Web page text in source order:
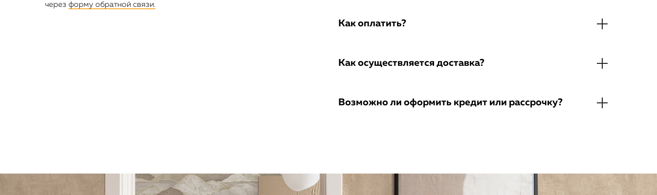
через форму обратной связи.
Как оплатить?
Как осуществляется доставка?
Возможно ли оформить кредит или рассрочку?